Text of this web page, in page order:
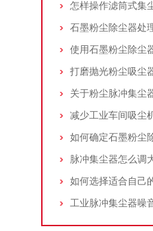
脉冲集尘器怎么调
如何选择适合自己